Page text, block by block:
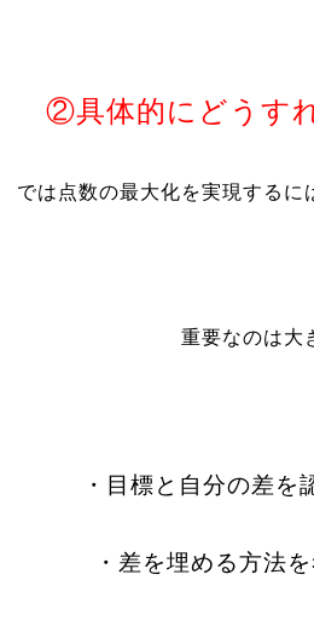
②具体的にどうす
では点数の最大化を実現するに
重要なのは大
・目標と自分の差を
・差を埋める方法